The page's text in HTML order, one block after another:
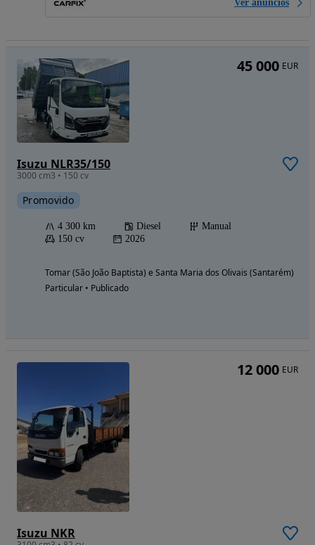
Ver anúncios
Isuzu NLR35/150
3000 cm3 • 150 cv
Promovido
4 300 km Diesel
Manual
150 cv
2026
Tomar (São João Baptista) e Santa Maria dos Olivais (Santarém)
Particular • Publicado
45 000 EUR
Isuzu NKR
12 000 EUR